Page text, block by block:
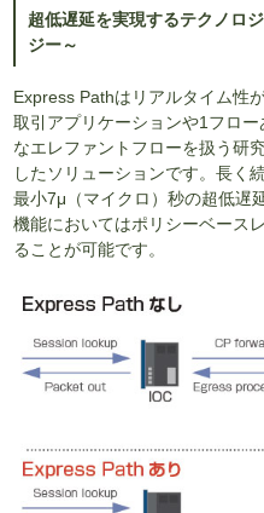
超低遅延を実現するテクノロ
ジー～
Express Pathはリアルタイム性
取引アプリケーションや1フロ
なエレファントフローを扱う研
したソリューションです。長く
最小7μ（マイクロ）秒の超低遅
機能においてはポリシーベース
ることが可能です。